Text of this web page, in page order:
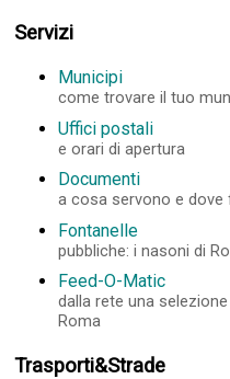
Servizi
Municipi
come trovare il tuo
Uffici postali
e orari di apertura
Documenti
a cosa servono e dove
Fontanelle
pubbliche: i nasoni di
Feed-O-Matic
dalla rete una
Roma
Trasporti&Strade